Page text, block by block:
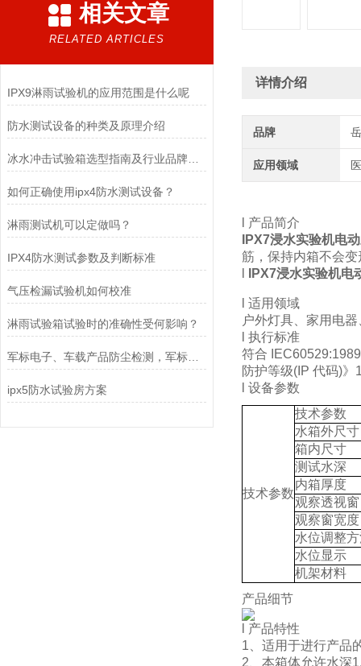
相关文章
RELATED ARTICLES
IPX9淋雨试验机的应用范围是什么呢
防水测试设备的种类及原理介绍
如何正确使用ipx4防水测试设备？
淋雨测试机可以定做吗？
IPX4防水测试参数及判断标准
气压检漏试验机如何校准
淋雨试验箱试验时的准确性受何影响？
军标电子、车载产品防尘检测，军标风砂尘试验箱怎么选？
ipx5防水试验房方案
详情介绍
品牌
应用领域
l 产品简介
IPX7浸水实验机电
筋，保持内箱不会变
IPX7浸水实验机
l 适用领域
户外灯具、家用电
l 执行标准
符合
防护等级(IP 代码)
l 设备参数
技术参数
技术参数
水箱外尺寸
箱内尺寸
测试水深
内箱厚度
观察透视窗
观察窗宽度
水位调整
水位显示
机架材料
产品细节
l 产品特性
1、适用于进行产品
2、本箱体允许水深